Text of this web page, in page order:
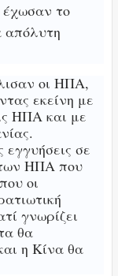
το
απόλυτη
οι ΗΠΑ,
εκείνη με
ΗΠΑ και με
σε
ΗΠΑ που
οι
γνωρίζει
θα
η Κίνα θα